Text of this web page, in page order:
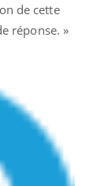
de cette
réponse. »